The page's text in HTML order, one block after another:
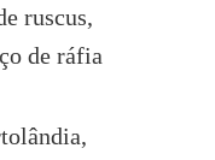
ruscus,
de ráfia